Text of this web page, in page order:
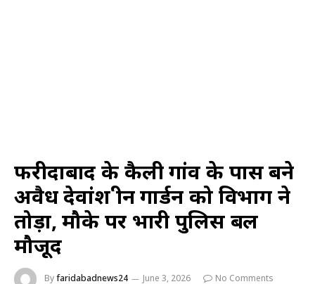
फरीदाबाद के कैली गांव के पास बने
अवैध देवांश ग्रीन गार्डन को विभाग ने
तोड़ा, मौके पर भारी पुलिस बल
मौजूद
Byfaridabadnews24 June 3, 2026
No Comments